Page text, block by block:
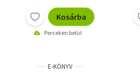
Kosárba
Perceken belül
E-KÖNYV